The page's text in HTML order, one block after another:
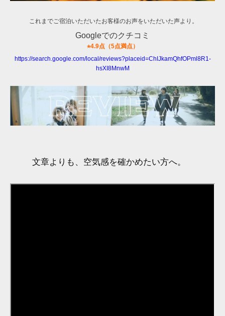
これまでご宿泊いただいたお客様のお声をいただいた声より。
Googleでのクチコミ
⭐︎4.9点（5点満点）
https://search.google.com/local/reviews?placeid=ChIJkamQhfOPml8R1-
hsXI8MnwM
文章よりも、空気感を確かめたい方へ。